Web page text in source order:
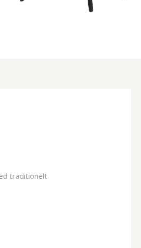
traditionelt